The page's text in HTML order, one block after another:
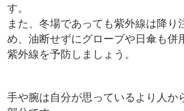
す。
また、冬場であっても紫外線は降り
め、油断せずにグローブや日傘も併
紫外線を予防しましょう。
手や腕は自分が思っているより人か